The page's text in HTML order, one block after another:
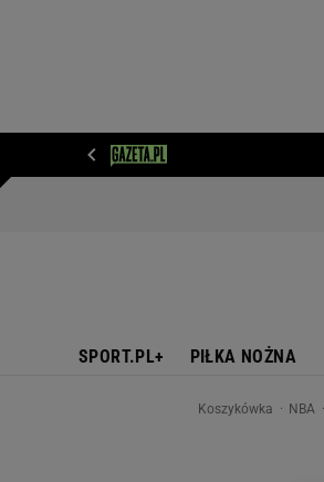
SPORT.PL+ PIŁKA NOŻNA
Koszykówka NBA